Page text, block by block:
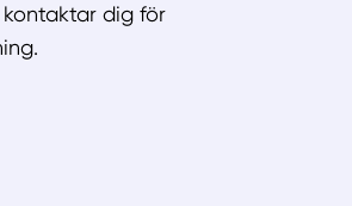
dig för